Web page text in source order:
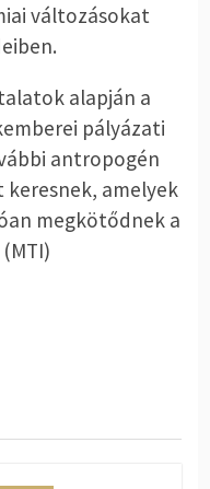
változásokat
alapján a
pályázati
antropogén
amelyek
megkötődnek a